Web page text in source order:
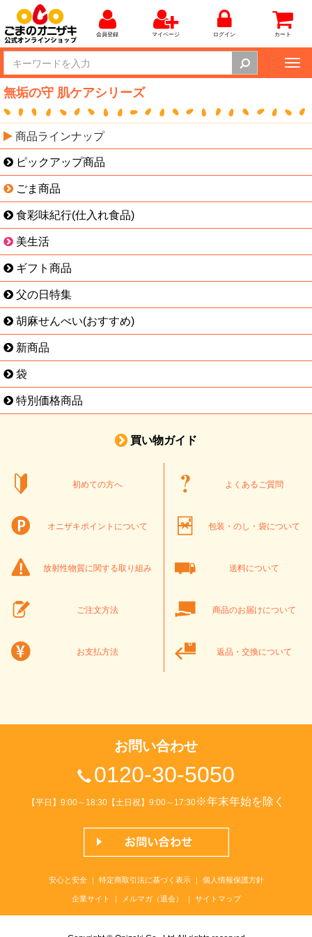
会員登録 マイページ ログイン カート
無垢の守 肌ケアシリーズ
商品ラインナップ
ピックアップ商品
ごま商品
食彩味紀行(仕入れ食品)
美生活
ギフト商品
父の日特集
胡麻せんべい(おすすめ)
新商品
袋
特別価格商品
買い物ガイド
初めての方へ よくあるご質問
オニザキポイントについて 包装・のし・袋について
放射性物質に関する取り組み 送料について
ご注文方法 商品のお届けについて
お支払方法 返品・交換について
お問い合わせ
0120-30-5050
【平日】9:00～18:30【土日祝】9:00～17:30※年末年始を除く
安心と安全｜ 特定商取引法に基づく表示｜ 個人情報保護方針
企業サイト ｜ メルマガ（退会） ｜ サイトマップ